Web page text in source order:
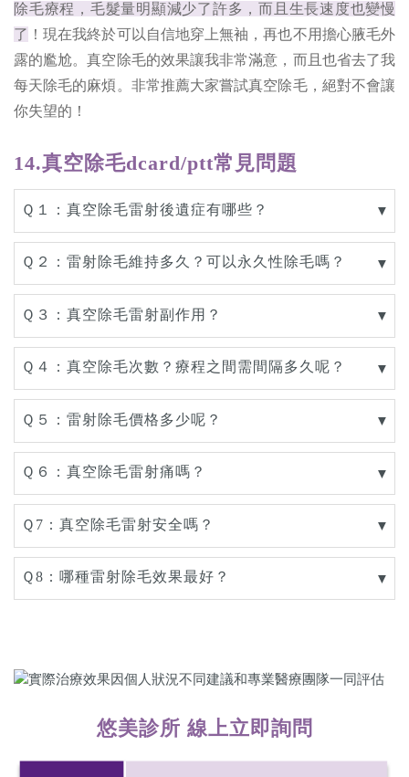
除毛療程，毛髮量明顯減少了許多，而且生長速度也變慢
了 ！現在我終於可以自信地穿上無袖，再也不用擔心腋毛外
露的尷尬。真空除毛的效果讓我非常滿意，而且也省去了我
每天除毛的麻煩。非常推薦大家嘗試真空除毛，絕對不會讓
你失望的！
14.真空除毛dcard/ptt常見問題
Ｑ１：真空除毛雷射後遺症有哪些？ ▼
Ｑ２：雷射除毛維持多久？可以永久性除毛嗎？ ▼
Ｑ３：真空除毛雷射副作用？ ▼
Ｑ４：真空除毛次數？療程之間需間隔多久呢？ ▼
Ｑ５：雷射除毛價格多少呢？ ▼
Ｑ６：真空除毛雷射痛嗎？ ▼
Ｑ7：真空除毛雷射安全嗎？ ▼
Ｑ8：哪種雷射除毛效果最好？ ▼
悠美診所 線上立即詢問